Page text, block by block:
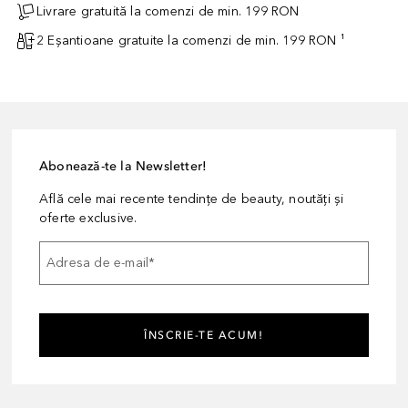
Livrare gratuită la comenzi de min. 199 RON
2 Eșantioane gratuite la comenzi de min. 199 RON ¹
Abonează-te la Newsletter!
Află cele mai recente tendințe de beauty, noutăți și
oferte exclusive.
Adresa de e-mail*
ÎNSCRIE-TE ACUM!